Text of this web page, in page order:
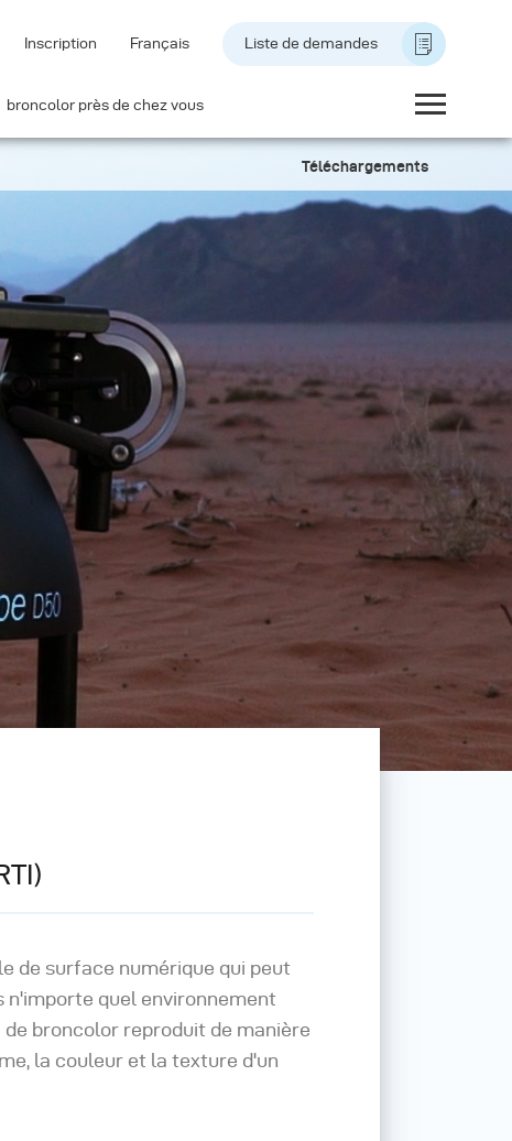
Inscription Français Liste de demandes
broncolor près de chez vous
Téléchargements
de surface numérique qui peut
n'importe quel environnement
de broncolor reproduit de manière
la couleur et la texture d'un